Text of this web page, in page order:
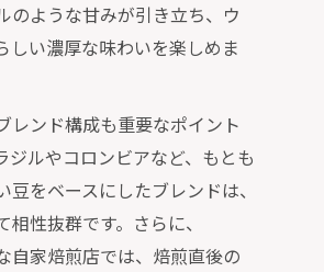
のような甘みが引き立ち、ウ
しい濃厚な味わいを楽しめま
レンド構成も重要なポイント
ジルやコロンビアなど、もとも
豆をベースにしたブレンドは、
性抜群です。さらに、
自家焙煎店では、焙煎直後の